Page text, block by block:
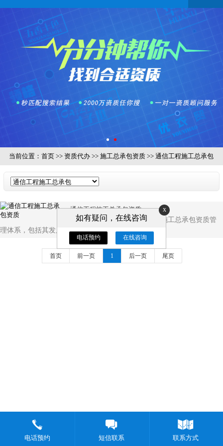
当前位置： 首页>> 资质代办>> 施工总承包资质>> 通信工程施工总承包
通信工程施工总承包资质
本文系统研究了我国通信工程施工总承包资质管
理体系，包括其发展...
首页 前一页 1 后一页 尾页
电话预约 短信联系 联系方式
x
如有疑问，在线咨询
电话预约 在线咨询